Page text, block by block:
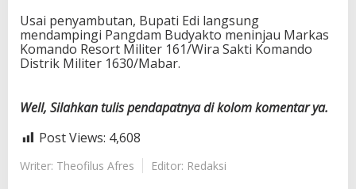
Usai penyambutan, Bupati Edi langsung
mendampingi Pangdam Budyakto meninjau Markas
Komando Resort Militer 161/Wira Sakti Komando
Distrik Militer 1630/Mabar.
Well, Silahkan tulis pendapatnya di kolom komentar ya.
Post Views: 4,608
Writer: Theofilus Afres Editor: Redaksi